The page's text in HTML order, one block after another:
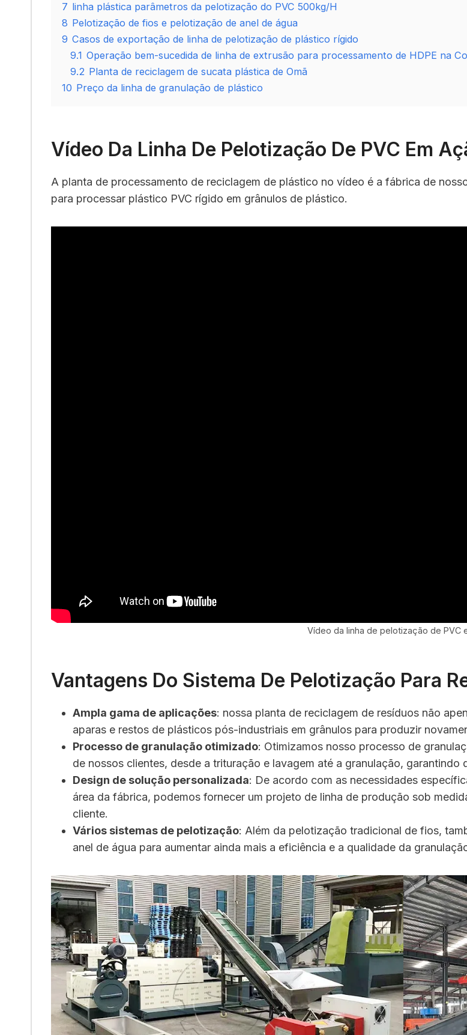
7 linha plástica parâmetros da pelotização do PVC 500kg/H
8 Pelotização de fios e pelotização de anel de água
9 Casos de exportação de linha de pelotização de plástico rígido
9.1 Operação bem-sucedida de linha de extrusão para processamento de HDPE na
9.2 Planta de reciclagem de sucata plástica de Omã
10 Preço da linha de granulação de plástico
Vídeo Da Linha De Pelotização De PVC Em
A planta de processamento de reciclagem de plástico no vídeo é a fábrica de
para processar plástico PVC rígido em grânulos de plástico.
Vídeo da linha de pelotização de PVC
Vantagens Do Sistema De Pelotização Para
Ampla gama de aplicações: nossa planta de reciclagem de resíduos não
aparas e restos de plásticos pós-industriais em grânulos para produzir
Processo de granulação otimizado: Otimizamos nosso processo de
de nossos clientes, desde a trituração e lavagem até a granulação, garantindo
Design de solução personalizada: De acordo com as necessidades
área da fábrica, podemos fornecer um projeto de linha de produção sob
cliente.
Vários sistemas de pelotização: Além da pelotização tradicional de fios,
anel de água para aumentar ainda mais a eficiência e a qualidade da